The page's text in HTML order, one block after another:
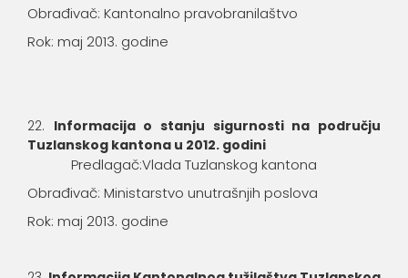
Obrađivač: Kantonalno pravobranilaštvo
Rok: maj 2013. godine
Informacija o stanju sigurnosti na području
Tuzlanskog kantona u 2012. godini
Predlagač:Vlada Tuzlanskog kantona
Obrađivač: Ministarstvo unutrašnjih poslova
Rok: maj 2013. godine